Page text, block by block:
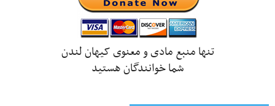
تنها منبع مادی و معنوی کیهان لندن
شما خوانندگان هستید